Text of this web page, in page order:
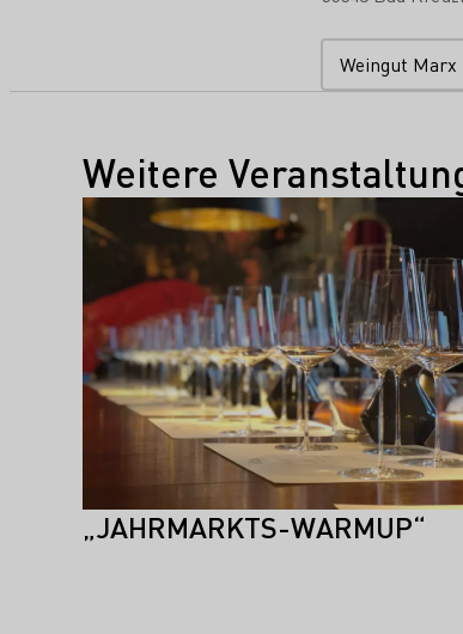
Weingut Marx
Weitere
„JAHRMARKTS-WARMUP“
Mehr erfahren